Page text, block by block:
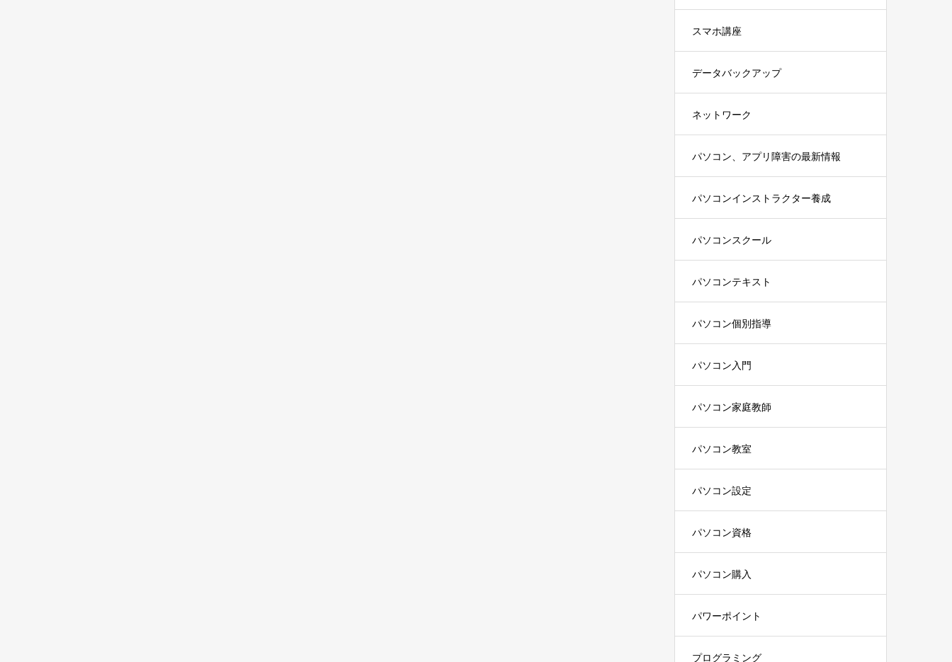
スマホ講座
データバックアップ
ネットワーク
パソコン、アプリ障害の最新情報
パソコンインストラクター養成
パソコンスクール
パソコンテキスト
パソコン個別指導
パソコン入門
パソコン家庭教師
パソコン教室
パソコン設定
パソコン資格
パソコン購入
パワーポイント
プログラミング